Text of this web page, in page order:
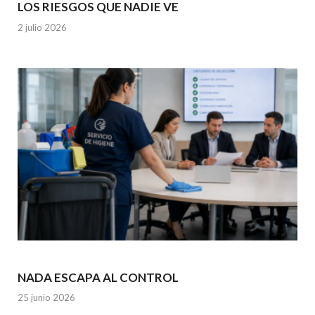
LOS RIESGOS QUE NADIE VE
2 julio 2026
NADA ESCAPA AL CONTROL
25 junio 2026